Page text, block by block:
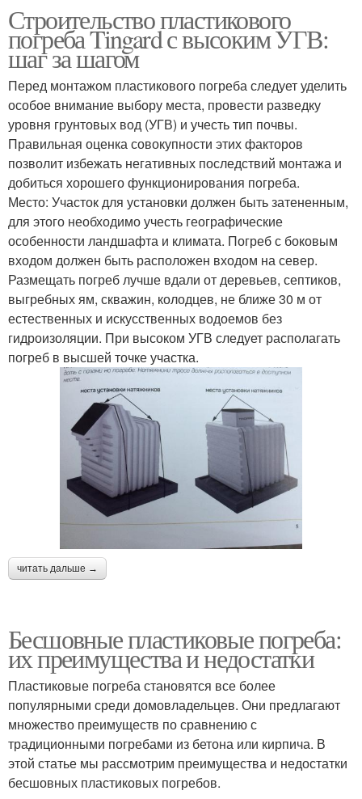
Строительство пластикового
погреба Tingard с высоким УГВ:
шаг за шагом
Перед монтажом пластикового погреба следует уделить
особое внимание выбору места, провести разведку
уровня грунтовых вод (УГВ) и учесть тип почвы.
Правильная оценка совокупности этих факторов
позволит избежать негативных последствий монтажа и
добиться хорошего функционирования погреба.
Место: Участок для установки должен быть затененным,
для этого необходимо учесть географические
особенности ландшафта и климата. Погреб с боковым
входом должен быть расположен входом на север.
Размещать погреб лучше вдали от деревьев, септиков,
выгребных ям, скважин, колодцев, не ближе 30 м от
естественных и искусственных водоемов без
гидроизоляции. При высоком УГВ следует располагать
погреб в высшей точке участка.
читать дальше →
Бесшовные пластиковые погреба:
их преимущества и недостатки
Пластиковые погреба становятся все более
популярными среди домовладельцев. Они предлагают
множество преимуществ по сравнению с
традиционными погребами из бетона или кирпича. В
этой статье мы рассмотрим преимущества и недостатки
бесшовных пластиковых погребов.